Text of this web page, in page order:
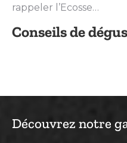
rappeler l’Ecosse…
Conseils de
Découvrez notre